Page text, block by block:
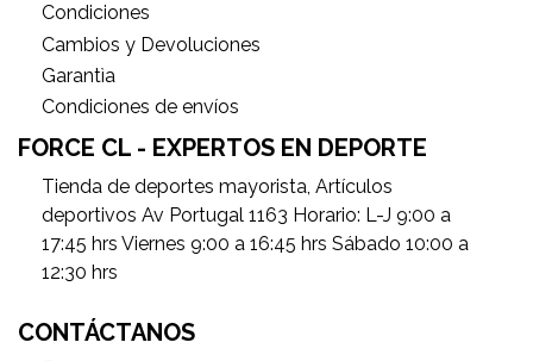
Condiciones
Cambios y Devoluciones
Garantìa
Condiciones de envíos
FORCE CL - EXPERTOS EN DEPORTE
Tienda de deportes mayorista, Artículos
deportivos Av Portugal 1163 Horario: L-J 9:00 a
17:45 hrs Viernes 9:00 a 16:45 hrs Sábado 10:00 a
12:30 hrs
CONTÁCTANOS